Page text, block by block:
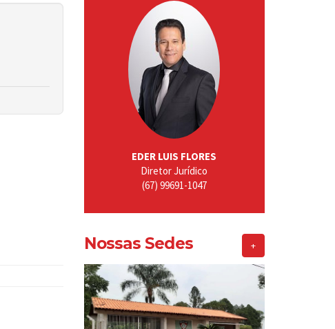
EDER LUIS FLORES
Diretor Jurídico
(67) 99691-1047
Nossas Sedes +